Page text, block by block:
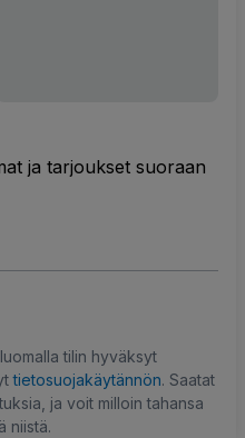
ja tarjoukset suoraan
tilin hyväksyt
tietosuojakäytännön. Saatat
ja voit milloin tahansa
niistä.